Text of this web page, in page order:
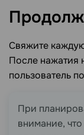
Свяжите
После нажатия
пользователь
При
внимание,